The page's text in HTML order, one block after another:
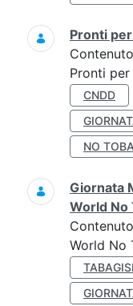
Pronti
Pronti
CNDD
NO
Giornata
World No
World No